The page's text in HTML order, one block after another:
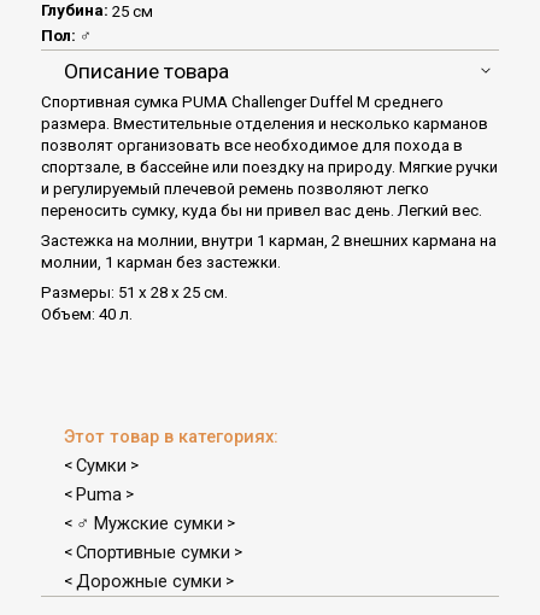
Глубина: 25 см
Пол: ♂
Описание товара
Спортивная сумка PUMA Challenger Duffel M среднего
размера. Вместительные отделения и несколько карманов
позволят организовать все необходимое для похода в
спортзале, в бассейне или поездку на природу. Мягкие ручки
и регулируемый плечевой ремень позволяют легко
переносить сумку, куда бы ни привел вас день. Легкий вес.
Застежка на молнии, внутри 1 карман, 2 внешних кармана на
молнии, 1 карман без застежки.
Размеры: 51 х 28 х 25 см.
Объем: 40 л.
Этот товар в категориях:
< Сумки >
< Puma >
< ♂ Мужские сумки >
< Спортивные сумки >
< Дорожные сумки >